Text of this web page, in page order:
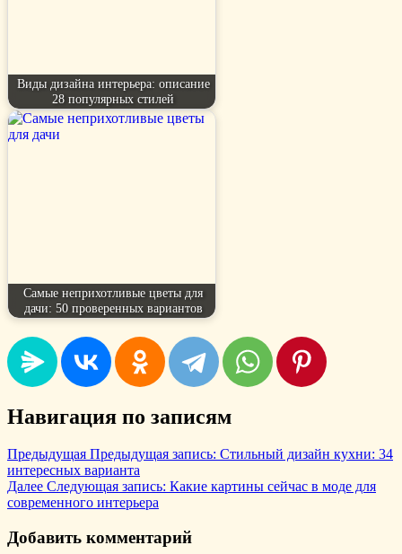
Виды дизайна интерьера: описание
28 популярных стилей
Самые неприхотливые цветы для
дачи: 50 проверенных вариантов
Навигация по записям
Предыдущая Предыдущая запись: Стильный дизайн кухни: 34
интересных варианта
Далее Следующая запись: Какие картины сейчас в моде для
современного интерьера
Добавить комментарий